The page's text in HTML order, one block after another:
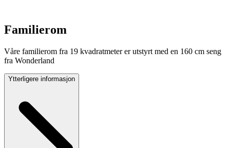
Familierom
Våre familierom fra 19 kvadratmeter er utstyrt med en 160 cm seng
fra Wonderland
Ytterligere informasjon